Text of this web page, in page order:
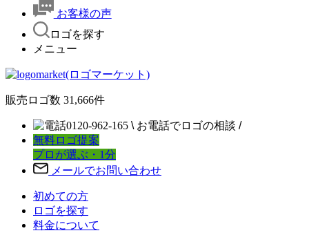
お客様の声
ロゴを探す
メニュー
販売ロゴ数 31,666件
0120-962-165 \ お電話でロゴの相談 /
無料ロゴ提案
プロが選ぶ・1分
メールでお問い合わせ
初めての方
ロゴを探す
料金について